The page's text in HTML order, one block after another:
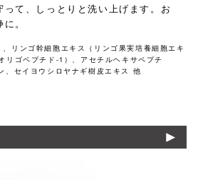
て、しっとりと洗い上げます。お
。
リンゴ幹細胞エキス（リンゴ果実培養細胞エキ
リゴペプチド-1）、アセチルヘキサペプチ
、セイヨウシロヤナギ樹皮エキス 他